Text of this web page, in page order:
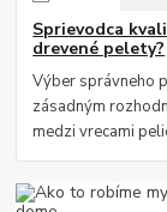
Sprievodca
drevené pelety?
Výber správneho
zásadným
medzi vrecami